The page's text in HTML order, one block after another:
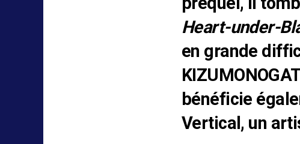
Heart-under-
en grande
bénéficie
Vertical, un